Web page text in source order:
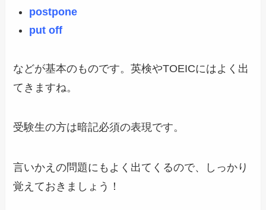
postpone
put off
などが基本のものです。英検やTOEICにはよく出
てきますね。
受験生の方は暗記必須の表現です。
言いかえの問題にもよく出てくるので、しっかり
覚えておきましょう！